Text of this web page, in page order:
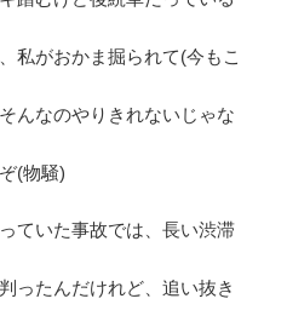
私がおかま掘られて(今もこ
んなのやりきれないじゃな
(物騒)
ていた事故では、長い渋滞
ったんだけれど、追い抜き